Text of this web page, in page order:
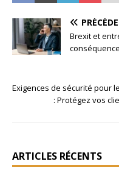
Brexit et
Exigences de sécurité pour
: Protégez vos
ARTICLES RÉCENTS